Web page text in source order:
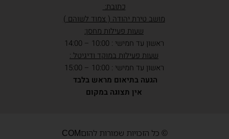
כתובת:
מושב טירת יהודה ( צמוד לשוהם )
שעות פעילות מחסן:
ראשון עד חמישי : 10:00 – 14:00
שעות פעילות במוקד ודיגיטל :
ראשון עד חמישי : 10:00 – 15:00
הגעה בתיאום מראש בלבד
אין תצוגה במקום
© כל הזכויות שמורות להוםCOM